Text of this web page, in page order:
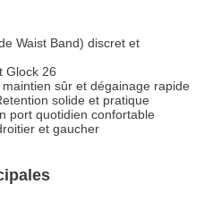
Waist Band) discret et
Glock 26
sûr et dégainage rapide
solide et pratique
port quotidien confortable
et gaucher